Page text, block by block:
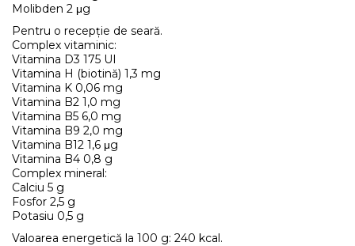
Molibden 2 μg
Pentru o recepție de seară.
Complex vitaminic:
Vitamina D3 175 UI
Vitamina H (biotină) 1,3 mg
Vitamina K 0,06 mg
Vitamina B2 1,0 mg
Vitamina B5 6,0 mg
Vitamina B9 2,0 mg
Vitamina B12 1,6 μg
Vitamina B4 0,8 g
Complex mineral:
Calciu 5 g
Fosfor 2,5 g
Potasiu 0,5 g
Valoarea energetică la 100 g: 240 kcal.